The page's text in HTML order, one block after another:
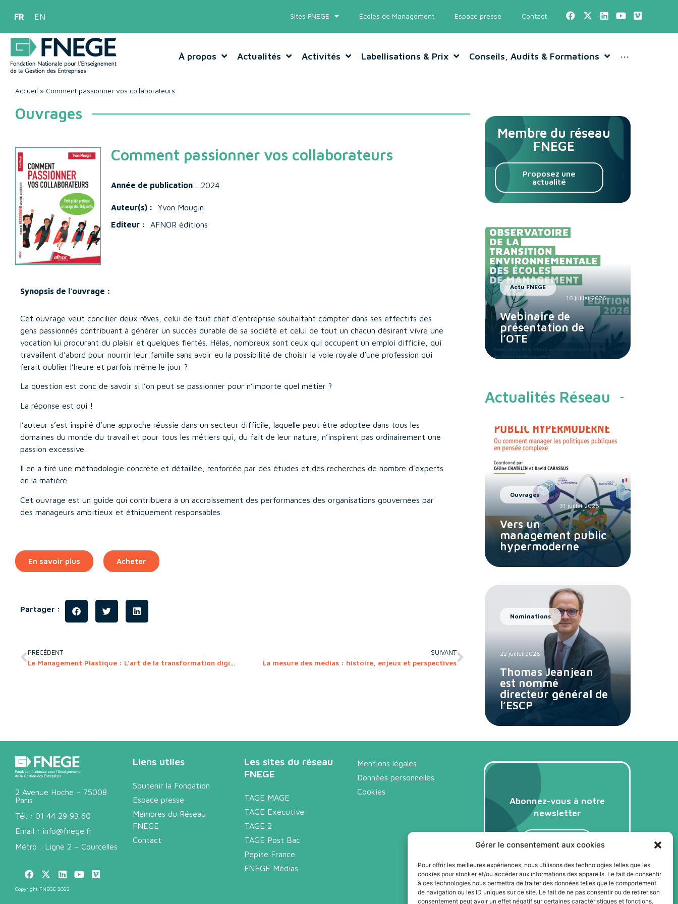
Gérer le consentement aux cookies
Pour offrir les meilleures expériences, nous utilisons des technologies telles que les
cookies pour stocker et/ou accéder aux informations des appareils. Le fait de consentir
à ces technologies nous permettra de traiter des données telles que le comportement
de navigation ou les ID uniques sur ce site. Le fait de ne pas consentir ou de retirer son
consentement peut avoir un effet négatif sur certaines caractéristiques et fonctions.
FR EN Sites FNEGE Écoles de Management Espace presse Contact
À propos Actualités Activités Labellisations & Prix Conseils, Audits & Formations ···
Accueil » Comment passionner vos collaborateurs
Ouvrages
Comment passionner vos collaborateurs
Année de publication : 2024
Auteur(s) :
Yvon Mougin
Editeur :
AFNOR éditions
Synopsis de l'ouvrage :
Cet ouvrage veut concilier deux rêves, celui de tout chef d’entreprise souhaitant compter dans ses effectifs des
gens passionnés contribuant à générer un succès durable de sa société et celui de tout un chacun désirant vivre une
vocation lui procurant du plaisir et quelques fiertés. Hélas, nombreux sont ceux qui occupent un emploi difficile, qui
travaillent d’abord pour nourrir leur famille sans avoir eu la possibilité de choisir la voie royale d’une profession qui
ferait oublier l’heure et parfois même le jour ?
La question est donc de savoir si l’on peut se passionner pour n’importe quel métier ?
La réponse est oui !
l’auteur s’est inspiré d’une approche réussie dans un secteur difficile, laquelle peut être adoptée dans tous les
domaines du monde du travail et pour tous les métiers qui, du fait de leur nature, n’inspirent pas ordinairement une
passion excessive.
Il en a tiré une méthodologie concrète et détaillée, renforcée par des études et des recherches de nombre d’experts
en la matière.
Cet ouvrage est un guide qui contribuera à un accroissement des performances des organisations gouvernées par
des manageurs ambitieux et éthiquement responsables.
En savoir plus Acheter
Partager :
PRÉCÉDENT
Le Management Plastique : L’art de la transformation digitale à l’heure du Never Normal
SUIVANT
La mesure des médias : histoire, enjeux et perspectives
Membre du réseau
FNEGE
Proposez une
actualité
Actu FNEGE
16 juillet 2026
Webinaire de
présentation de
l’OTE
Actualités Réseau
Ouvrages
31 juillet 2026
Vers un
management public
hypermoderne
Nominations
22 juillet 2026
Thomas Jeanjean
est nommé
directeur général de
l’ESCP
2 Avenue Hoche – 75008
Paris
Tél. : 01 44 29 93 60
Email : info@fnege.fr
Métro : Ligne 2 – Courcelles
Copyright FNEGE 2022
Liens utiles
Soutenir la Fondation
Espace presse
Membres du Réseau
FNEGE
Contact
Les sites du réseau
FNEGE
TAGE MAGE
TAGE Executive
TAGE 2
TAGE Post Bac
Pepite France
FNEGE Médias
Mentions légales
Données personnelles
Cookies
Abonnez-vous à notre
newsletter
Je m'abonne